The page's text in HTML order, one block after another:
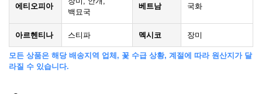
에티오피아
백묘국
베트남 국화
아르헨티나 스티파 멕시코 장미
모든 상품은 해당 배송지역 업체, 꽃 수급 상황, 계절에 따라 원산지가 달
라질 수 있습니다.